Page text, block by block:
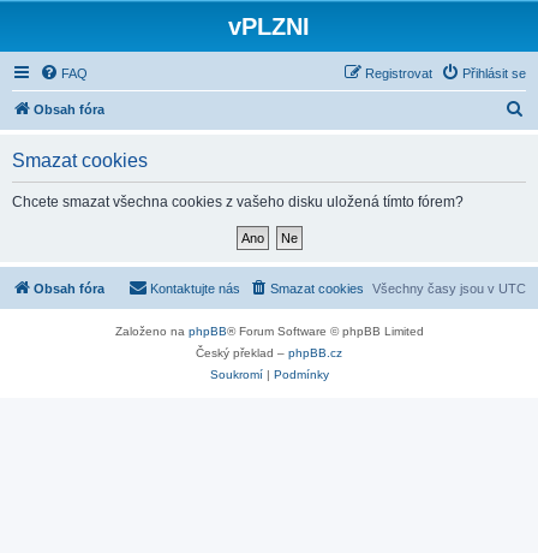
vPLZNI
FAQ Přihlásit se
Registrovat
Obsah fóra
Smazat cookies
Chcete smazat všechna cookies z vašeho disku uložená tímto fórem?
Obsah fóra Všechny časy jsou v UTC
Smazat cookies
Kontaktujte nás
Založeno na phpBB® Forum Software © phpBB Limited
Český překlad – phpBB.cz
Soukromí| Podmínky